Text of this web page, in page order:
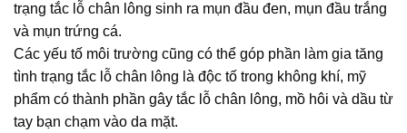
trạng tắc lỗ chân lông sinh ra mụn đầu đen, mụn đầu trắng
và mụn trứng cá.
Các yếu tố môi trường cũng có thể góp phần làm gia tăng
tình trạng tắc lỗ chân lông là độc tố trong không khí, mỹ
phẩm có thành phần gây tắc lỗ chân lông, mồ hôi và dầu từ
tay bạn chạm vào da mặt.